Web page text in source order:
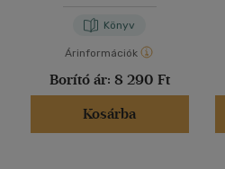
Könyv
Árinformációk
Borító ár: 8 290 Ft
Kosárba